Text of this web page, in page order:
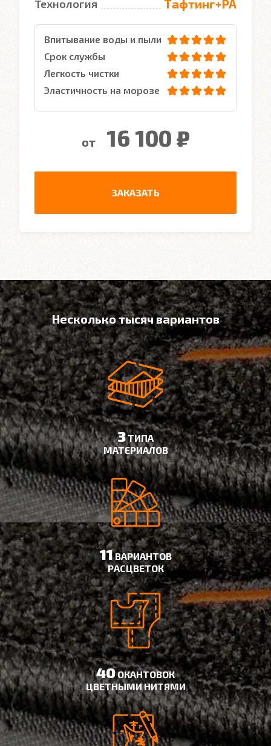
Технология Тафтинг+PA
Впитывание воды и пыли
Срок службы
Легкость чистки
Эластичность на морозе
от 16 100 ₽
ЗАКАЗАТЬ
Несколько тысяч вариантов
3ТИПА
МАТЕРИАЛОВ
11ВАРИАНТОВ
РАСЦВЕТОК
40ОКАНТОВОК
ЦВЕТНЫМИ НИТЯМИ